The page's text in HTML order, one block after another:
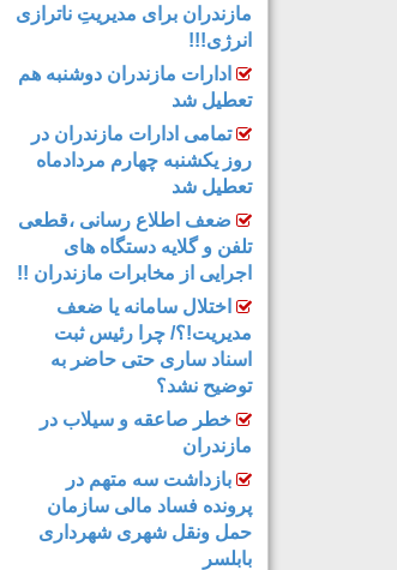
مازندران برای مدیریتِ ناترازی
انرژی!!!
ادارات مازندران دوشنبه هم
تعطیل شد
تمامی ادارات مازندران در
روز یکشنبه چهارم مردادماه
تعطیل شد
ضعف اطلاع رسانی ،قطعی
تلفن و گلایه دستگاه های
اجرایی از مخابرات مازندران !!
اختلال سامانه یا ضعف
مدیریت!؟/ چرا رئیس ثبت
اسناد ساری حتی حاضر به
توضیح نشد؟
خطر صاعقه و سیلاب در
مازندران
بازداشت سه متهم در
پرونده فساد مالی سازمان
حمل‌ ونقل شهری شهرداری
بابلسر